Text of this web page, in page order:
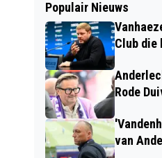
Populair Nieuws
Club die
Rode
van